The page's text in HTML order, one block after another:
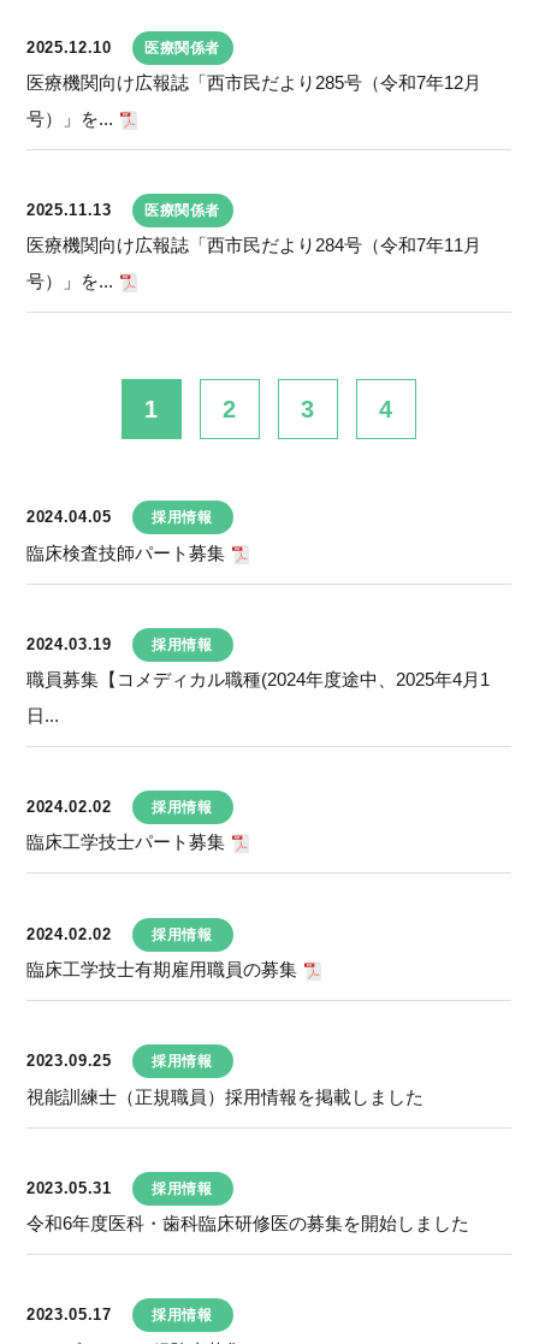
2025.12.10 医療関係者
医療機関向け広報誌「西市民だより285号（令和7年12月
号）」を...
2025.11.13 医療関係者
医療機関向け広報誌「西市民だより284号（令和7年11月
号）」を...
1 2 3 4
2024.04.05 採用情報
臨床検査技師パート募集
2024.03.19 採用情報
職員募集【コメディカル職種(2024年度途中、2025年4月1
日...
2024.02.02 採用情報
臨床工学技士パート募集
2024.02.02 採用情報
臨床工学技士有期雇用職員の募集
2023.09.25 採用情報
視能訓練士（正規職員）採用情報を掲載しました
2023.05.31 採用情報
令和6年度医科・歯科臨床研修医の募集を開始しました
2023.05.17 採用情報